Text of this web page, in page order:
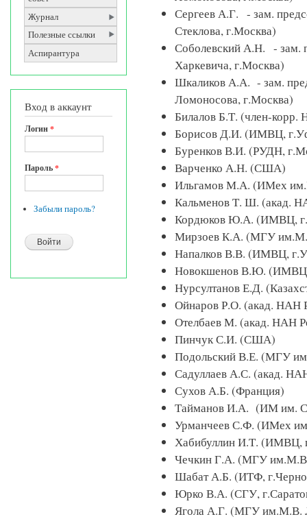
Журнал
Полезные ссылки
Аспирантура
Вход в аккаунт
Логин*
Пароль*
Забыли пароль?
Сергеев А.Г. - зам.
Стеклова, г.Москва)
Соболевский А.Н. - зам.
Харкевича, г.Москва)
Шкаликов А.А. - зам.
Ломоносова, г.Москва)
Билалов Б.Т. (член-
Борисов Д.И. (ИМВЦ,
Буренков В.И. (РУДН,
Варченко А.Н. (США)
Ильгамов М.А. (ИМех
Кальменов Т. Ш. (акад.
Кордюков Ю.А. (ИМВЦ,
Мирзоев К.А. (МГУ
Напалков В.В. (ИМВЦ,
Новокшенов В.Ю.
Нурсултанов Е.Д.
Ойнаров Р.О. (акад. НАН
Отелбаев М. (акад. НАН
Пинчук С.И. (США)
Подольский В.Е. (МГУ
Садуллаев А.С. (акад.
Сухов А.Б. (Франция)
Тайманов И.А. (ИМ им.
Урманчеев С.Ф. (ИМех
Хабибуллин И.Т. (ИМВЦ,
Чечкин Г.А. (МГУ
Шабат А.Б. (ИТФ,
Юрко В.А. (СГУ,
Ягола А.Г. (МГУ им.М.В.